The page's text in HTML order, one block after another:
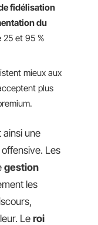
fidélisation
du
25 et 95 %
mieux aux
plus
ainsi une
Les
gestion
les
Le roi